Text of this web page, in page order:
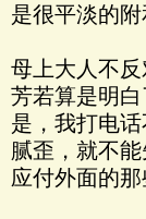
是很平淡的附
母上大人不
芳若算是明
是，我打电
腻歪，就不
应付外面的那